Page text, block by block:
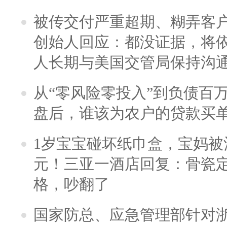
被传交付严重超期、糊弄客
创始人回应：都没证据，将
人长期与美国交管局保持沟
从“零风险零投入”到负债百
盘后，谁该为农户的贷款买
1岁宝宝碰坏纸巾盒，宝妈
元！三亚一酒店回复：骨瓷
格，吵翻了
国家防总、应急管理部针对